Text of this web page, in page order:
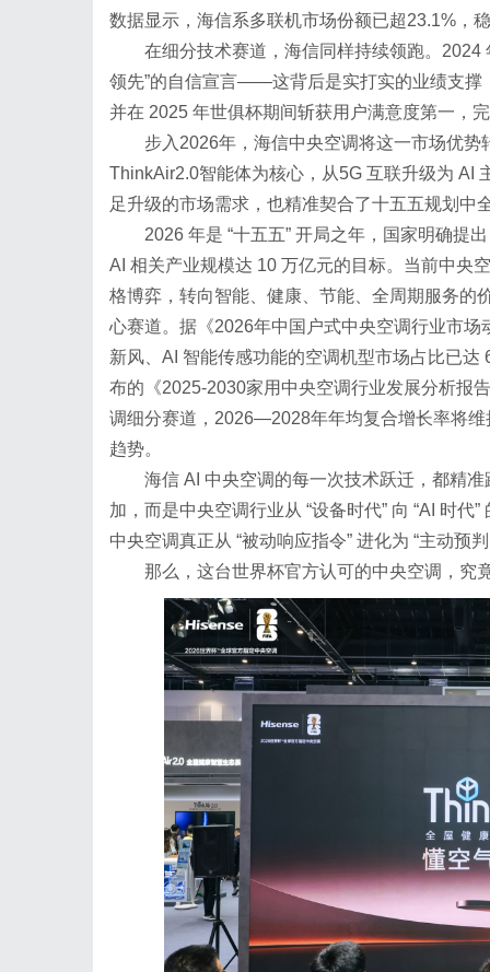
数据显示，海信系多联机市场份额已超23.1%，
在细分技术赛道，海信同样持续领跑。2024
领先”的自信宣言——这背后是实打实的业绩支撑
并在 2025 年世俱杯期间斩获用户满意度第一，
步入2026年，海信中央空调将这一市场优
ThinkAir2.0智能体为核心，从5G 互联升级为 AI
足升级的市场需求，也精准契合了十五五规划中
2026 年是 “十五五” 开局之年，国家明确提
AI 相关产业规模达 10 万亿元的目标。当前中央
格博弈，转向智能、健康、节能、全周期服务的
心赛道。据《2026年中国户式中央空调行业市
新风、AI 智能传感功能的空调机型市场占比已
布的《2025-2030家用中央空调行业发展分析报
调细分赛道，2026—2028年年均复合增长率将
趋势。
海信 AI 中央空调的每一次技术跃迁，都精
加，而是中央空调行业从 “设备时代” 向 “AI 时
中央空调真正从 “被动响应指令” 进化为 “主动预
那么，这台世界杯官方认可的中央空调，究